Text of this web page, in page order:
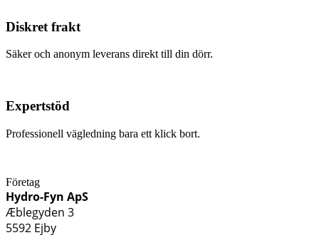
Diskret frakt
Säker och anonym leverans direkt till din dörr.
Expertstöd
Professionell vägledning bara ett klick bort.
Företag
Hydro-Fyn ApS
Æblegyden 3
5592 Ejby